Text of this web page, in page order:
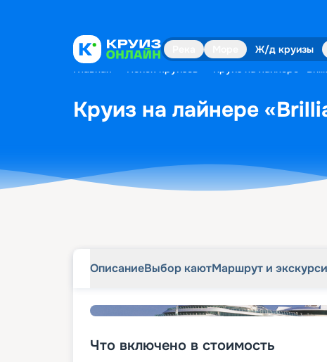
Ж/д круизы
Главная Поиск круизов Круиз на лайнере
Круиз на лайнере
ОписаниеВыбор каютМаршрут и
Что включено в стоимость